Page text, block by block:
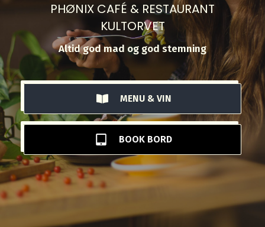
PHØNIX CAFÉ & RESTAURANT
KULTORVET
Altid god mad og god stemning
MENU & VIN
BOOK BORD